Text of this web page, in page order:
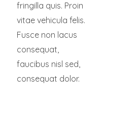
fringilla quis. Proin
vitae vehicula felis.
Fusce non lacus
consequat,
faucibus nisl sed,
consequat dolor.